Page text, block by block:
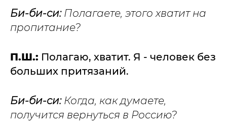
Би-би-си:Полагаете, этого хватит на
пропитание?
П.Ш.: Полагаю, хватит. Я - человек без
больших притязаний.
Би-би-си:Когда, как думаете,
получится вернуться в Россию?